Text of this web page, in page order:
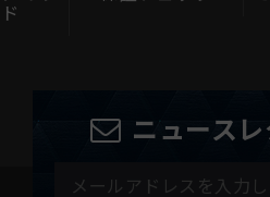
ニュース